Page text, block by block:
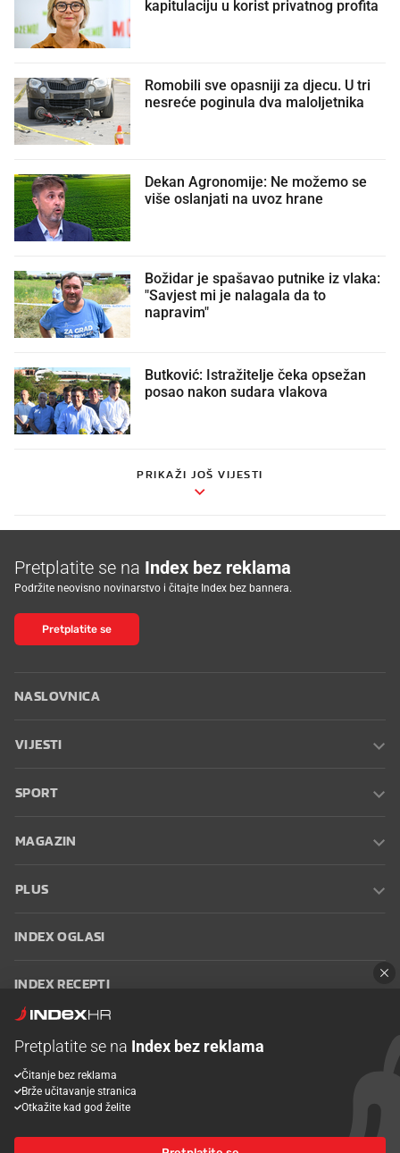
kapitulaciju u korist privatnog profita
Romobili sve opasniji za djecu. U tri
nesreće poginula dva maloljetnika
Dekan Agronomije: Ne možemo se
više oslanjati na uvoz hrane
Božidar je spašavao putnike iz vlaka:
"Savjest mi je nalagala da to
napravim"
Butković: Istražitelje čeka opsežan
posao nakon sudara vlakova
PRIKAŽI JOŠ VIJESTI
Pretplatite se na Index bez reklama
Podržite neovisno novinarstvo i čitajte Index bez bannera.
Pretplatite se
NASLOVNICA
VIJESTI
SPORT
MAGAZIN
PLUS
INDEX OGLASI
INDEX RECEPTI
Oglašavanje Zaposli se na Indexu
korištenja
Postavke kolačića
Pretplatite se na Index bez reklama
Čitanje bez reklama
Brže učitavanje stranica
Otkažite kad god želite